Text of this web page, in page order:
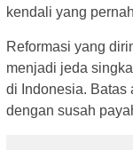
kendali yang
Reformasi yang
menjadi jeda
di Indonesia. Batas
dengan susah